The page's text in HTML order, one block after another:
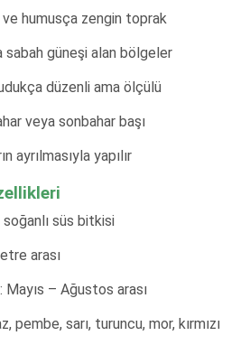
humusça zengin toprak
sabah güneşi alan bölgeler
düzenli ama ölçülü
veya sonbahar başı
ayrılmasıyla yapılır
soğanlı süs bitkisi
arası
– Ağustos arası
pembe, sarı, turuncu, mor, kırmızı